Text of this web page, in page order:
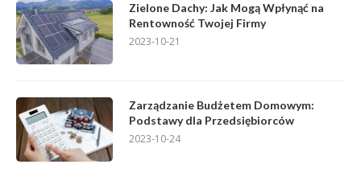
Zielone Dachy: Jak Mogą Wpłynąć na
Rentowność Twojej Firmy
2023-10-21
Zarządzanie Budżetem Domowym:
Podstawy dla Przedsiębiorców
2023-10-24